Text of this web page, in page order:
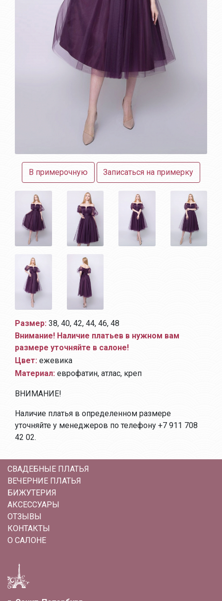
В примерочную Записаться на примерку
Размер: 38, 40, 42, 44, 46, 48
Внимание! Наличие платьев в нужном вам
размере уточняйте в салоне!
Цвет: ежевика
Материал: еврофатин, атлас, креп
ВНИМАНИЕ!
Наличие платья в определенном размере
уточняйте у менеджеров по телефону +7 911 708
42 02.
СВАДЕБНЫЕ ПЛАТЬЯ
ВЕЧЕРНИЕ ПЛАТЬЯ
БИЖУТЕРИЯ
АКСЕССУАРЫ
ОТЗЫВЫ
КОНТАКТЫ
О САЛОНЕ